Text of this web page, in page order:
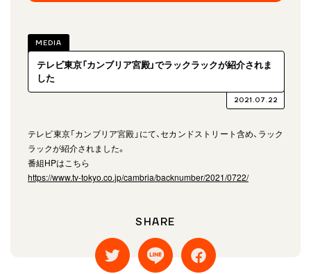
2021.07.22
MEDIA
テレビ東京「カンブリア宮殿」でラックラックが紹介されま
した
テレビ東京「カンブリア宮殿」にて、セカンドストリート含め、ラック
ラックが紹介されました。
番組HPはこちら
https://www.tv-tokyo.co.jp/cambria/backnumber/2021/0722/
SHARE